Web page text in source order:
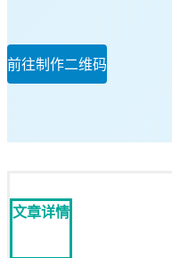
前往制作二维码
文章详情